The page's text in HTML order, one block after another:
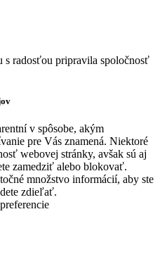
s radosťou pripravila spoločnosť
v spôsobe, akým
pre Vás znamená. Niektoré
webovej stránky, avšak sú aj
zamedziť alebo blokovať.
množstvo informácií, aby ste
zdieľať.